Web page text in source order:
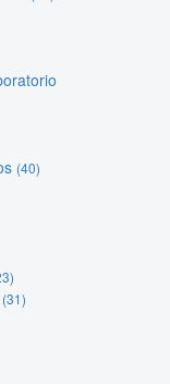
(40)
(31)